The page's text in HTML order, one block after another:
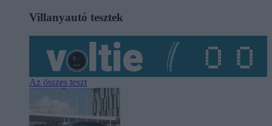
Villanyautó tesztek
Az összes teszt